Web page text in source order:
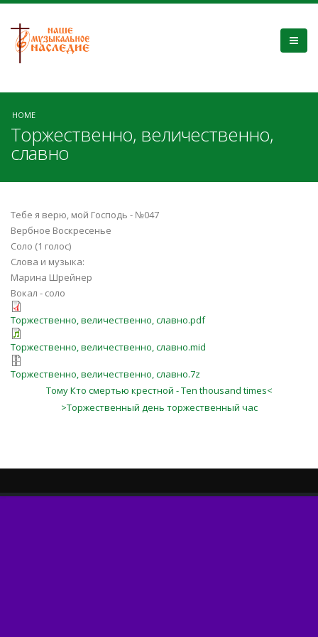
HOME
Торжественно, величественно,
славно
Тебе я верю, мой Господь - №047
Вербное Воскресенье
Соло (1 голос)
Слова и музыка:
Марина Шрейнер
Вокал - соло
Торжественно, величественно, славно.pdf
Торжественно, величественно, славно.mid
Торжественно, величественно, славно.7z
Тому Кто смертью крестной - Ten thousand times<
>Торжественный день торжественный час